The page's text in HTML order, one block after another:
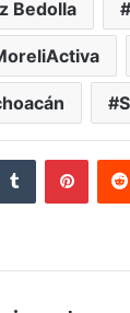
Bedolla
Tumblr